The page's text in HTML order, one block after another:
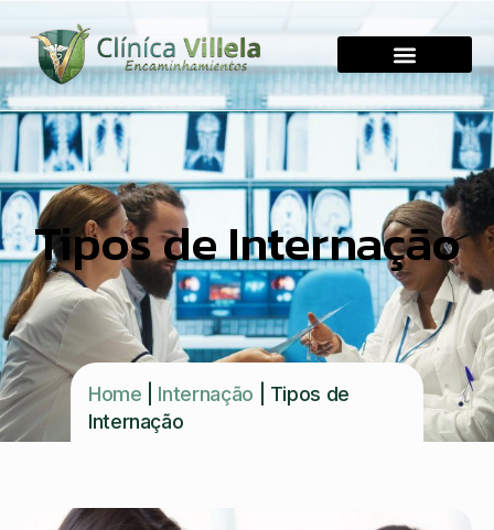
Tipos de Internação
Home Internação
Tipos de
Internação